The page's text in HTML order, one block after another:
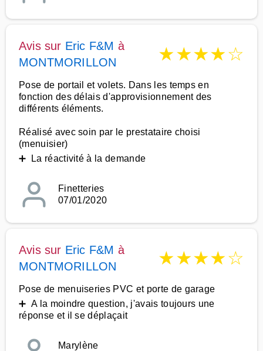
Avis sur Eric F&M à
MONTMORILLON
★★★★☆
Pose de portail et volets. Dans les temps en
fonction des délais d'approvisionnement des
différents éléments.
Réalisé avec soin par le prestataire choisi
(menuisier)
➕ La réactivité à la demande
Finetteries
07/01/2020
Avis sur Eric F&M à
MONTMORILLON
★★★★☆
Pose de menuiseries PVC et porte de garage
➕ A la moindre question, j'avais toujours une
réponse et il se déplaçait
Marylène